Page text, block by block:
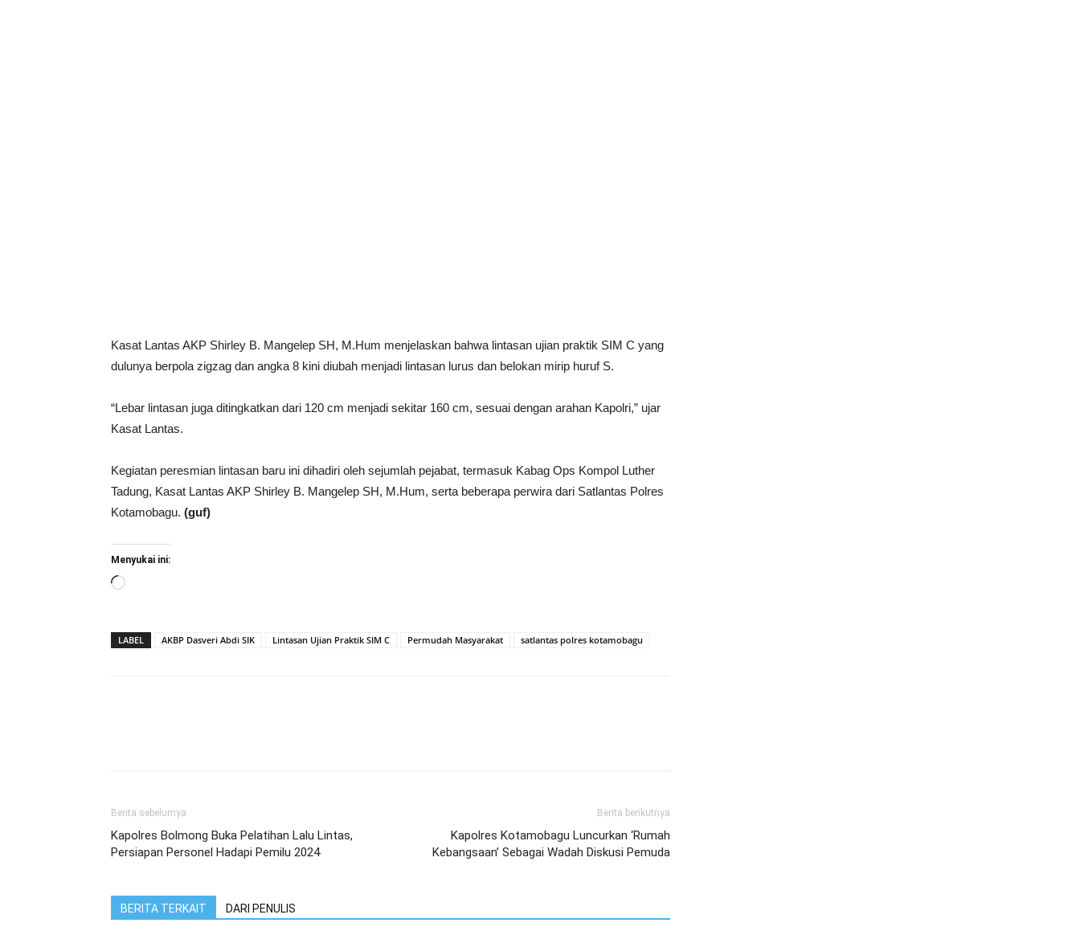
Kasat Lantas AKP Shirley B. Mangelep SH, M.Hum menjelaskan bahwa lintasan ujian praktik SIM C yang
dulunya berpola zigzag dan angka 8 kini diubah menjadi lintasan lurus dan belokan mirip huruf S.
“Lebar lintasan juga ditingkatkan dari 120 cm menjadi sekitar 160 cm, sesuai dengan arahan Kapolri,” ujar
Kasat Lantas.
Kegiatan peresmian lintasan baru ini dihadiri oleh sejumlah pejabat, termasuk Kabag Ops Kompol Luther
Tadung, Kasat Lantas AKP Shirley B. Mangelep SH, M.Hum, serta beberapa perwira dari Satlantas Polres
Kotamobagu. (guf)
Menyukai ini:
Memuat...
LABEL AKBP Dasveri Abdi SIK Lintasan Ujian Praktik SIM C Permudah Masyarakat satlantas polres kotamobagu
Berita sebelumya
Kapolres Bolmong Buka Pelatihan Lalu Lintas,
Persiapan Personel Hadapi Pemilu 2024
Berita berikutnya
Kapolres Kotamobagu Luncurkan ‘Rumah
Kebangsaan’ Sebagai Wadah Diskusi Pemuda
BERITA TERKAIT DARI PENULIS